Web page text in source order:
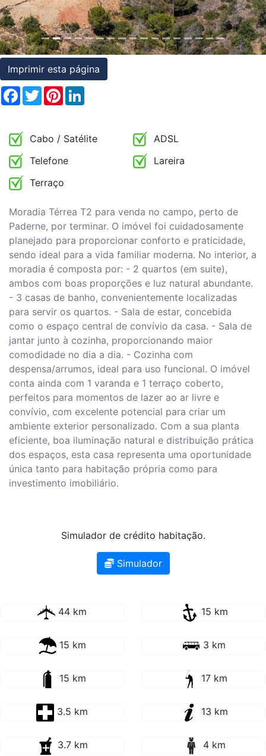
Jurídica
Imprimir esta página
Facebook
TwitterPinterest
Cabo / Satélite
ADSL
Telefone
Lareira
Terraço
Moradia Térrea T2 para venda no campo, perto de
Paderne, por terminar. O imóvel foi cuidadosamente
planejado para proporcionar conforto e praticidade,
sendo ideal para a vida familiar moderna. No interior, a
moradia é composta por: - 2 quartos (em suite),
ambos com boas proporções e luz natural abundante.
- 3 casas de banho, convenientemente localizadas
para servir os quartos. - Sala de estar, concebida
como o espaço central de convívio da casa. - Sala de
jantar junto à cozinha, proporcionando maior
comodidade no dia a dia. - Cozinha com
despensa/arrumos, ideal para uso funcional. O imóvel
conta ainda com 1 varanda e 1 terraço coberto,
perfeitos para momentos de lazer ao ar livre e
convívio, com excelente potencial para criar um
ambiente exterior personalizado. Com a sua planta
eficiente, boa iluminação natural e distribuição prática
dos espaços, esta casa representa uma oportunidade
única tanto para habitação própria como para
investimento imobiliário.
Simulador de crédito habitação.
Simulador
44 km 15 km
15 km 3 km
15 km 17 km
3.5 km 13 km
3.7 km 4 km